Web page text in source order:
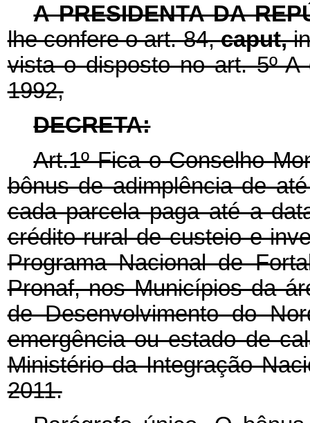
A PRESIDENTA DA
lhe confere o art. 84,caput,
vista o disposto no art. 5º-
1992,
DECRETA:
Art.1º Fica o Conselho
bônus de adimplência de
cada parcela paga até a
crédito rural de custeio e
Programa Nacional de
Pronaf, nos Municípios da
de Desenvolvimento do
emergência ou estado de
Ministério da Integração
2011.